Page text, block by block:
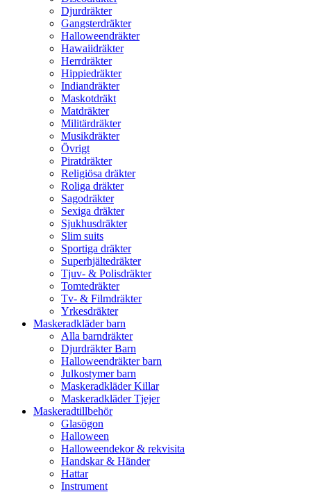
Djurdräkter
Gangsterdräkter
Halloweendräkter
Hawaiidräkter
Herrdräkter
Hippiedräkter
Indiandräkter
Maskotdräkt
Matdräkter
Militärdräkter
Musikdräkter
Övrigt
Piratdräkter
Religiösa dräkter
Roliga dräkter
Sagodräkter
Sexiga dräkter
Sjukhusdräkter
Slim suits
Sportiga dräkter
Superhjältedräkter
Tjuv- & Polisdräkter
Tomtedräkter
Tv- & Filmdräkter
Yrkesdräkter
Maskeradkläder barn
Alla barndräkter
Djurdräkter Barn
Halloweendräkter barn
Julkostymer barn
Maskeradkläder Killar
Maskeradkläder Tjejer
Maskeradtillbehör
Glasögon
Halloween
Halloweendekor & rekvisita
Handskar & Händer
Hattar
Instrument